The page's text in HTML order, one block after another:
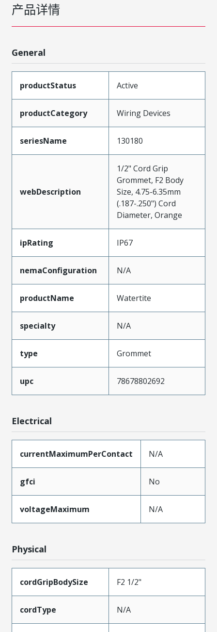
产品详情
General
productStatus Active
productCategory Wiring Devices
seriesName 130180
webDescription
1/2" Cord Grip
Grommet, F2 Body
Size, 4.75-6.35mm
(.187-.250") Cord
Diameter, Orange
ipRating IP67
nemaConfiguration N/A
productName Watertite
specialty N/A
type Grommet
upc 78678802692
Electrical
currentMaximumPerContact N/A
gfci No
voltageMaximum N/A
Physical
cordGripBodySize F2 1/2"
cordType N/A